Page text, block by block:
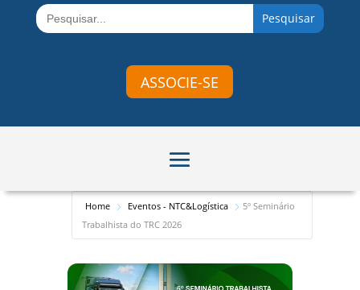
Search
for:
ASSOCIE-SE
Home Eventos - NTC&Logística
5º Seminário
Trabalhista do TRC 2026